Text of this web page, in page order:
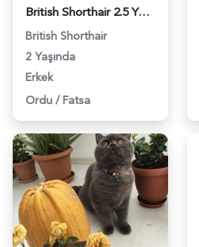
British Shorthair 2.5 Yaşında Kedime Eş Arıyorum - 1369
British Shorthair
2 Yaşında
Erkek
Ordu / Fatsa